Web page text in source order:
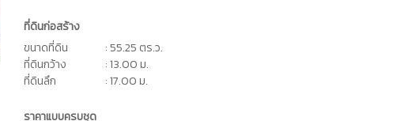
ที่ดินก่อสร้าง
ขนาดที่ดิน
: 55.25 ตร.ว.
ที่ดินกว้าง
: 13.00 ม.
ที่ดินลึก
: 17.00 ม.
ราคาแบบครบชุด